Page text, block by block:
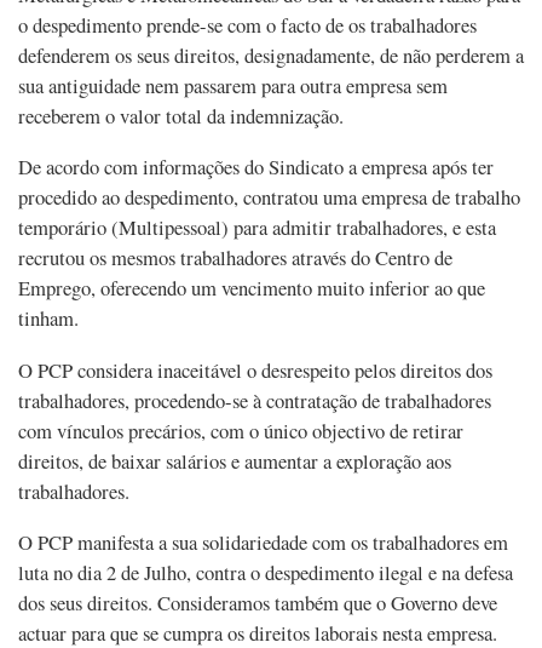
o despedimento prende-se com o facto de os trabalhadores
defenderem os seus direitos, designadamente, de não perderem a
sua antiguidade nem passarem para outra empresa sem
receberem o valor total da indemnização.
De acordo com informações do Sindicato a empresa após ter
procedido ao despedimento, contratou uma empresa de trabalho
temporário (Multipessoal) para admitir trabalhadores, e esta
recrutou os mesmos trabalhadores através do Centro de
Emprego, oferecendo um vencimento muito inferior ao que
tinham.
O PCP considera inaceitável o desrespeito pelos direitos dos
trabalhadores, procedendo-se à contratação de trabalhadores
com vínculos precários, com o único objectivo de retirar
direitos, de baixar salários e aumentar a exploração aos
trabalhadores.
O PCP manifesta a sua solidariedade com os trabalhadores em
luta no dia 2 de Julho, contra o despedimento ilegal e na defesa
dos seus direitos. Consideramos também que o Governo deve
actuar para que se cumpra os direitos laborais nesta empresa.